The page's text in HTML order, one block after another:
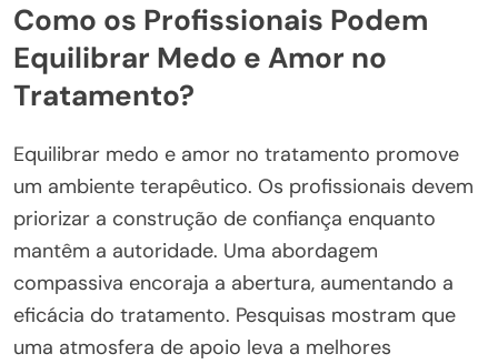
Como os Profissionais Podem
Equilibrar Medo e Amor no
Tratamento?
Equilibrar medo e amor no tratamento promove
um ambiente terapêutico. Os profissionais devem
priorizar a construção de confiança enquanto
mantêm a autoridade. Uma abordagem
compassiva encoraja a abertura, aumentando a
eficácia do tratamento. Pesquisas mostram que
uma atmosfera de apoio leva a melhores